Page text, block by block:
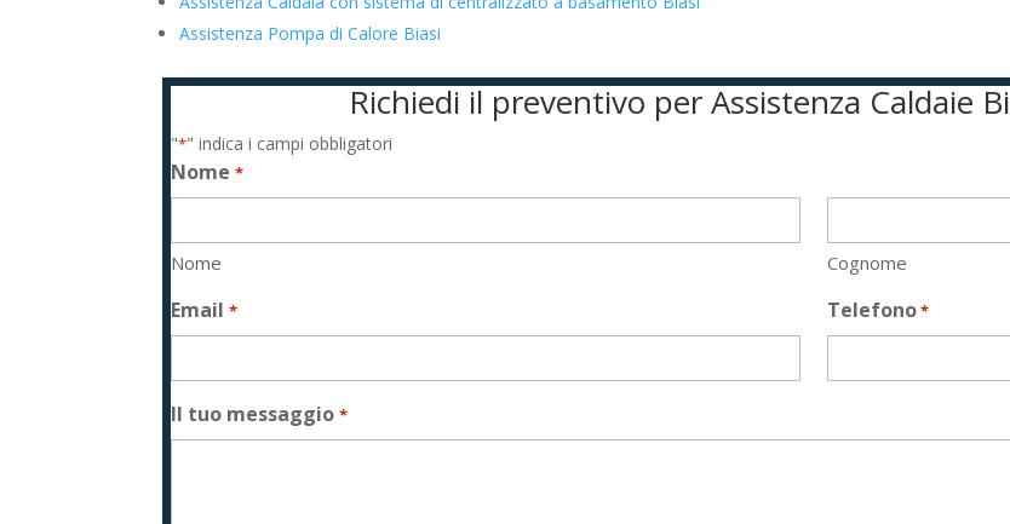
Assistenza Pompa di Calore Biasi
Richiedi il preventivo per Assistenza Caldaie
"*" indica i campi obbligatori
Nome *
Nome Cognome
Email * Telefono*
Il tuo messaggio *